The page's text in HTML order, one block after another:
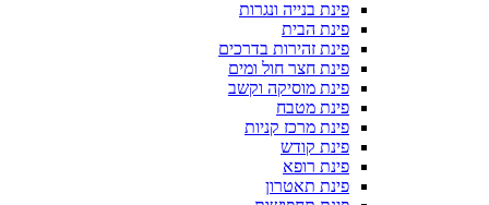
פינת בנייה ונגרות
פינת הבית
פינת זהירות בדרכים
פינת חצר חול ומים
פינת מוסיקה וקשב
פינת מטבח
פינת מרכז קניות
פינת קודש
פינת רופא
פינת תאטרון